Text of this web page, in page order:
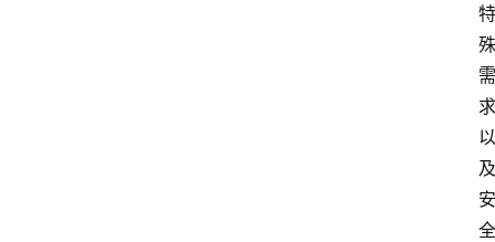
特
殊
需
求
以
及
安
全